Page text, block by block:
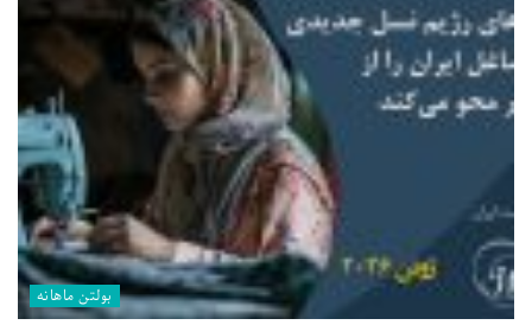
بولتن ماهانه